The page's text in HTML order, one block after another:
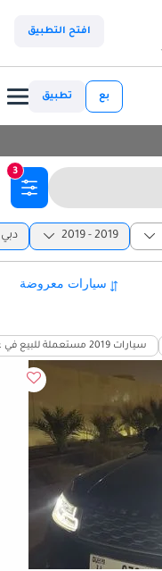
افتح التطبيق
بع تطبيق
3
2019 - 2019 دبي
سيارات 2019 مستعملة للبيع في عجمان